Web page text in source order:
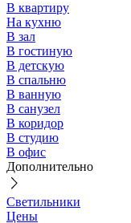
В квартиру
На кухню
В зал
В гостиную
В детскую
В спальню
В ванную
В санузел
В коридор
В студию
В офис
Дополнительно
Светильники
Цены